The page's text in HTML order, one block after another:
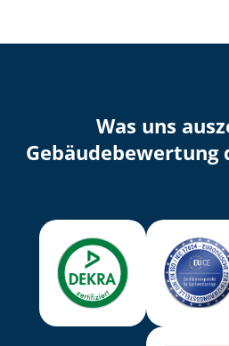
Was uns
Ge­bäu­de­be­wer­tung